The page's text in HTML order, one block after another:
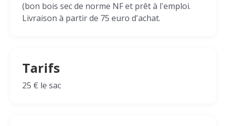
(bon bois sec de norme NF et prêt à l'emploi.
Livraison à partir de 75 euro d'achat.
Tarifs
25 € le sac